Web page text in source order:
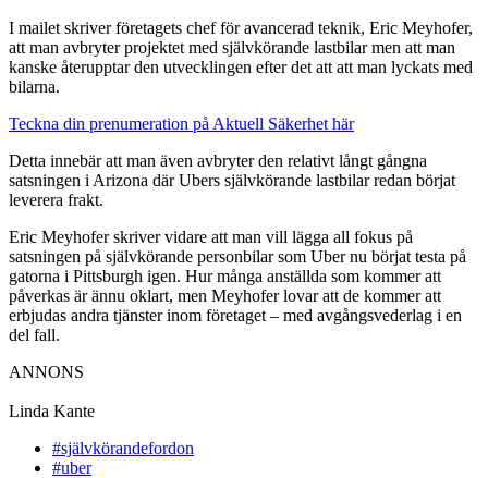
I mailet skriver företagets chef för avancerad teknik, Eric Meyhofer,
att man avbryter projektet med självkörande lastbilar men att man
kanske återupptar den utvecklingen efter det att att man lyckats med
bilarna.
Teckna din prenumeration på Aktuell Säkerhet här
Detta innebär att man även avbryter den relativt långt gångna
satsningen i Arizona där Ubers självkörande lastbilar redan börjat
leverera frakt.
Eric Meyhofer skriver vidare att man vill lägga all fokus på
satsningen på självkörande personbilar som Uber nu börjat testa på
gatorna i Pittsburgh igen. Hur många anställda som kommer att
påverkas är ännu oklart, men Meyhofer lovar att de kommer att
erbjudas andra tjänster inom företaget – med avgångsvederlag i en
del fall.
ANNONS
Linda Kante
#självkörandefordon
#uber